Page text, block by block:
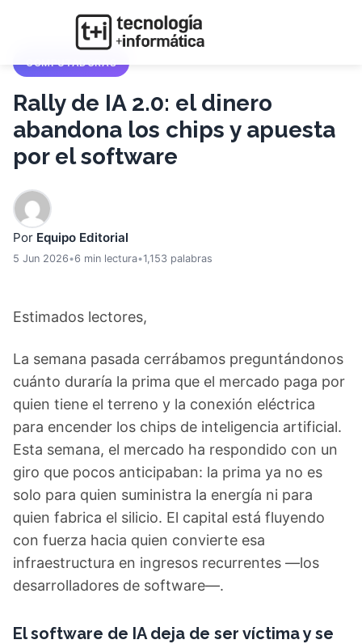
COMPUTADORAS
Rally de IA 2.0: el dinero
abandona los chips y apuesta
por el software
Por Equipo Editorial
5 Jun 2026•6 min lectura•1,153 palabras
Estimados lectores,
La semana pasada cerrábamos preguntándonos
cuánto duraría la prima que el mercado paga por
quien tiene el terreno y la conexión eléctrica
para encender los chips de inteligencia artificial.
Esta semana, el mercado ha respondido con un
giro que pocos anticipaban: la prima ya no es
solo para quien suministra la energía ni para
quien fabrica el silicio. El capital está fluyendo
con fuerza hacia quien convierte esa
infraestructura en ingresos recurrentes —los
desarrolladores de software—.
El software de IA deja de ser víctima y se